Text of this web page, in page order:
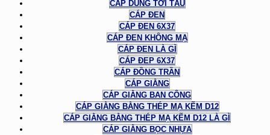
CÁP DÙNG TỜI TÀU
CÁP ĐEN
CÁP ĐEN 6X37
CÁP ĐEN KHÔNG MẠ
CÁP ĐEN LÀ GÌ
CÁP ĐEP 6X37
CÁP ĐỒNG TRẦN
CÁP GIẰNG
CÁP GIẰNG BAN CÔNG
CÁP GIẰNG BẰNG THÉP MẠ KẼM D12
CÁP GIẰNG BẰNG THÉP MẠ KẼM D12 LÀ GÌ
CÁP GIẰNG BỌC NHỰA